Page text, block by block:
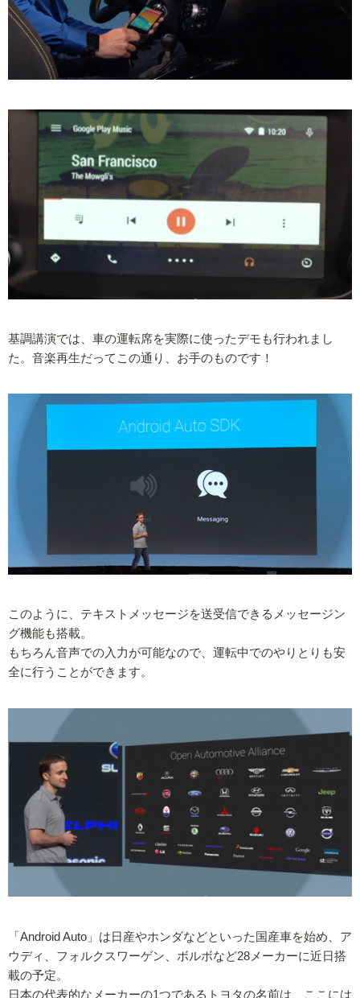
基調講演では、車の運転席を実際に使ったデモも行われまし
た。音楽再生だってこの通り、お手のものです！
このように、テキストメッセージを送受信できるメッセージン
グ機能も搭載。
もちろん音声での入力が可能なので、運転中でのやりとりも安
全に行うことができます。
「Android Auto」は日産やホンダなどといった国産車を始め、ア
ウディ、フォルクスワーゲン、ボルボなど28メーカーに近日搭
載の予定。
日本の代表的なメーカーの1つであるトヨタの名前は、ここには